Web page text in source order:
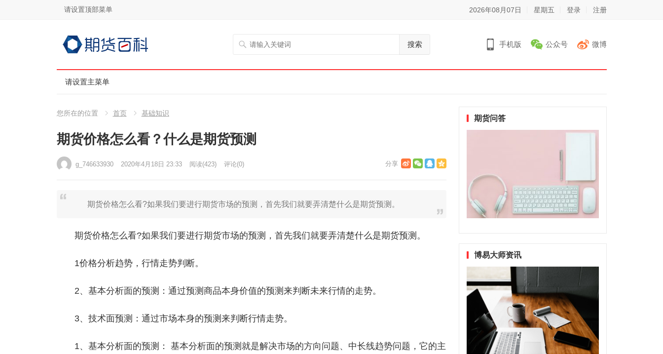
请设置顶部菜单 2026年08月07日 星期五 登录 注册
搜索 手机版 公众号 微博
请设置主菜单
您所在的位置 首页 基础知识
期货价格怎么看？什么是期货预测
g_746633930 2020年4月18日 23:33 阅读(423) 评论(0)
期货价格怎么看?如果我们要进行期货市场的预测，首先我们就要弄清楚什么是期货预测。
期货价格怎么看?如果我们要进行期货市场的预测，首先我们就要弄清楚什么是期货预测。
1价格分析趋势，行情走势判断。
2、基本分析面的预测：通过预测商品本身价值的预测来判断未来行情的走势。
3、技术面预测：通过市场本身的预测来判断行情走势。
1、基本分析面的预测： 基本分析面的预测就是解决市场的方向问题、中长线趋势问题，它的主
期货问答
博易大师资讯